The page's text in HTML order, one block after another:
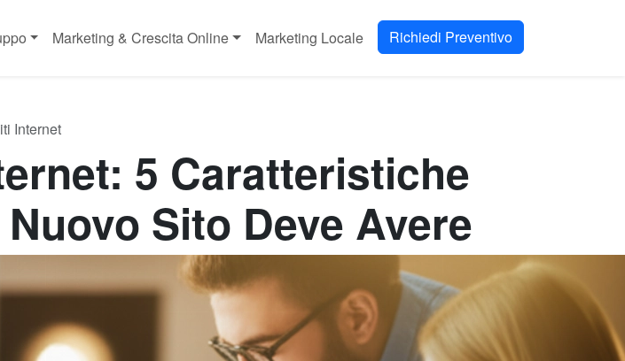
Marketing & Crescita Online Marketing Locale Richiedi Preventivo
Internet
5 Caratteristiche
Sito Deve Avere